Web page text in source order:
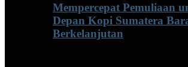
Mempercepat Pemuliaan
Depan Kopi Sumatera
Berkelanjutan